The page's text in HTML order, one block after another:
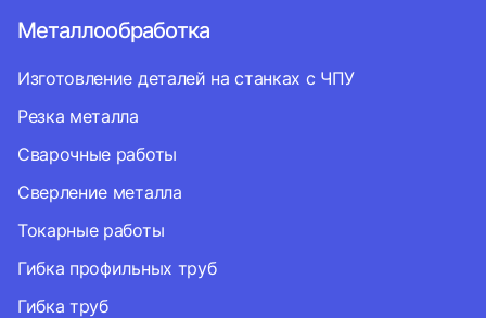
Металлообработка
Изготовление деталей на станках с ЧПУ
Резка металла
Сварочные работы
Сверление металла
Токарные работы
Гибка профильных труб
Гибка труб